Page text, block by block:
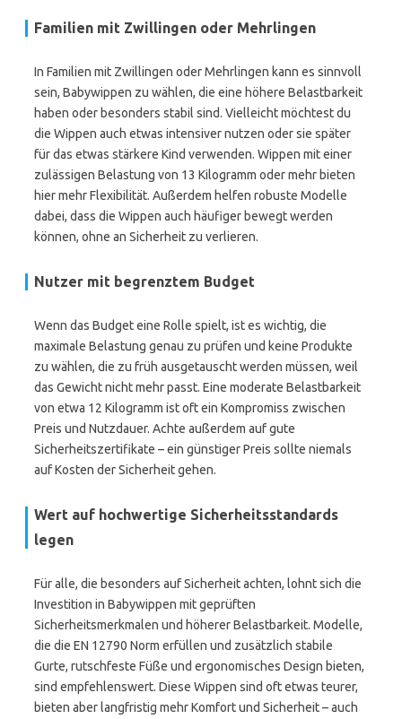
Familien mit Zwillingen oder Mehrlingen
In Familien mit Zwillingen oder Mehrlingen kann es sinnvoll
sein, Babywippen zu wählen, die eine höhere Belastbarkeit
haben oder besonders stabil sind. Vielleicht möchtest du
die Wippen auch etwas intensiver nutzen oder sie später
für das etwas stärkere Kind verwenden. Wippen mit einer
zulässigen Belastung von 13 Kilogramm oder mehr bieten
hier mehr Flexibilität. Außerdem helfen robuste Modelle
dabei, dass die Wippen auch häufiger bewegt werden
können, ohne an Sicherheit zu verlieren.
Nutzer mit begrenztem Budget
Wenn das Budget eine Rolle spielt, ist es wichtig, die
maximale Belastung genau zu prüfen und keine Produkte
zu wählen, die zu früh ausgetauscht werden müssen, weil
das Gewicht nicht mehr passt. Eine moderate Belastbarkeit
von etwa 12 Kilogramm ist oft ein Kompromiss zwischen
Preis und Nutzdauer. Achte außerdem auf gute
Sicherheitszertifikate – ein günstiger Preis sollte niemals
auf Kosten der Sicherheit gehen.
Wert auf hochwertige Sicherheitsstandards
legen
Für alle, die besonders auf Sicherheit achten, lohnt sich die
Investition in Babywippen mit geprüften
Sicherheitsmerkmalen und höherer Belastbarkeit. Modelle,
die die EN 12790 Norm erfüllen und zusätzlich stabile
Gurte, rutschfeste Füße und ergonomisches Design bieten,
sind empfehlenswert. Diese Wippen sind oft etwas teurer,
bieten aber langfristig mehr Komfort und Sicherheit – auch